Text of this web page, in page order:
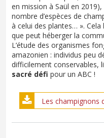
en mission à Saül en
nombre d’espèces de
à celui des plantes… ».
que peut héberger la
L’étude des organismes
amazonien : individus peu
difficilement conservables,
sacré défi pour un ABC !
Les champignons